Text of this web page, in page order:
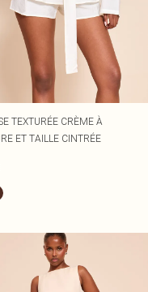
TEXTURÉE CRÈME À
ET TAILLE CINTRÉE